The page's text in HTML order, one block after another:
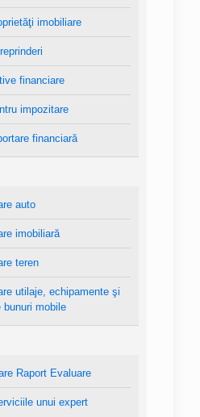
imobiliare
financiare
impozitare
financiară
auto
imobiliară
teren
utilaje, echipamente şi
bunuri mobile
Raport Evaluare
unui expert